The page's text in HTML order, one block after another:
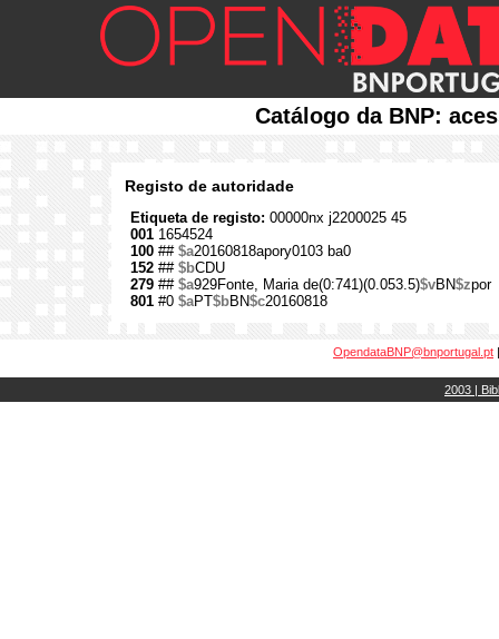
Catálogo da BNP:
Registo de autoridade
Etiqueta de registo: 00000nx j2200025 45
001 1654524
100 ## $a20160818apory0103 ba0
152 ## $bCDU
279 ## $a929Fonte, Maria de(0:741)(0.053.5)$vBN$zpor
801 #0 $aPT$bBN$c20160818
OpendataBNP@bnportugal.pt
2003 |